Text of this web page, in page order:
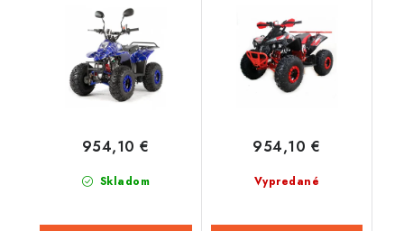
Skladom
954,10 €
Červená
Vypredané
954,10 €